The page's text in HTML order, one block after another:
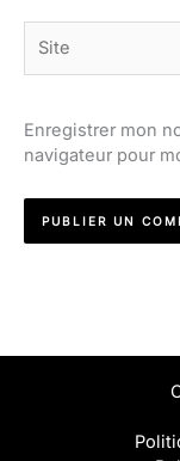
Enregistrer mon
navigateur pour